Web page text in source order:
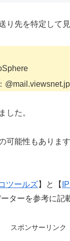
り先を特定して
@mail.viewsnet.jp
した。
可能性もありま
ツールズ】と【
ターを参考に記
スポンサーリンク